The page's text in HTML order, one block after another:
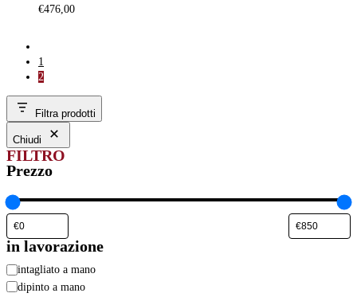
€476,00
1
2
Filtra prodotti
Chiudi
FILTRO
Prezzo
in lavorazione
in
lavorazione
intagliato a mano
dipinto a mano